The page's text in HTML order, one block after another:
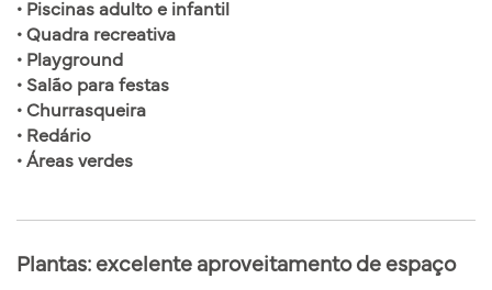
• Piscinas adulto e infantil
• Quadra recreativa
• Playground
• Salão para festas
• Churrasqueira
• Redário
• Áreas verdes
Plantas: excelente aproveitamento de espaço